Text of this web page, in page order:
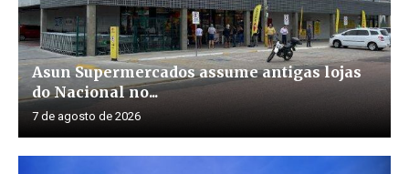
Asun Supermercados assume antigas lojas
do Nacional no...
7 de agosto de 2026